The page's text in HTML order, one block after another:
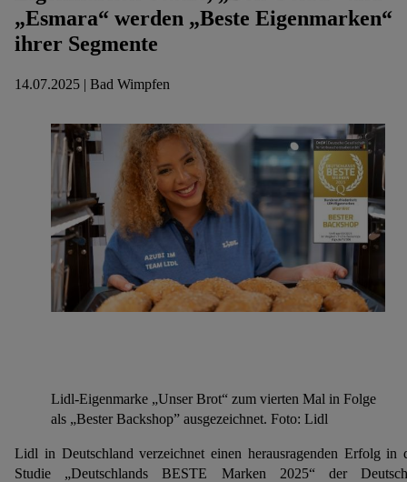
„Esmara“ werden „Beste Eigenmarken“
ihrer Segmente
14.07.2025 | Bad Wimpfen
Lidl-Eigenmarke „Unser Brot“ zum vierten Mal in Folge
als „Bester Backshop” ausgezeichnet. Foto: Lidl
Lidl in Deutschland verzeichnet einen herausragenden Erfolg in
Studie „Deutschlands BESTE Marken 2025“ der